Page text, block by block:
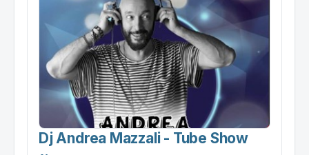
Dj Andrea Mazzali - Tube Show